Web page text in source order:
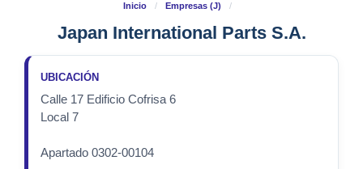
Inicio / Empresas (J) /
Japan International Parts S.A.
UBICACIÓN
Calle 17 Edificio Cofrisa 6
Local 7
Apartado 0302-00104